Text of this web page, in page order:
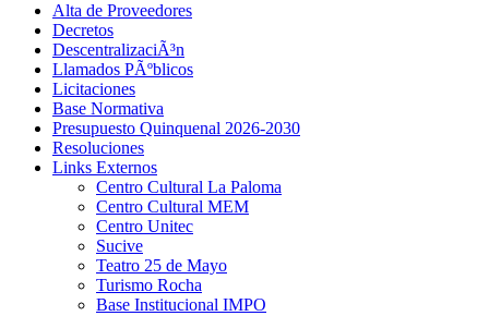
Alta de Proveedores
Decretos
DescentralizaciÃ³n
Llamados PÃºblicos
Licitaciones
Base Normativa
Presupuesto Quinquenal 2026-2030
Resoluciones
Links Externos
Centro Cultural La Paloma
Centro Cultural MEM
Centro Unitec
Sucive
Teatro 25 de Mayo
Turismo Rocha
Base Institucional IMPO